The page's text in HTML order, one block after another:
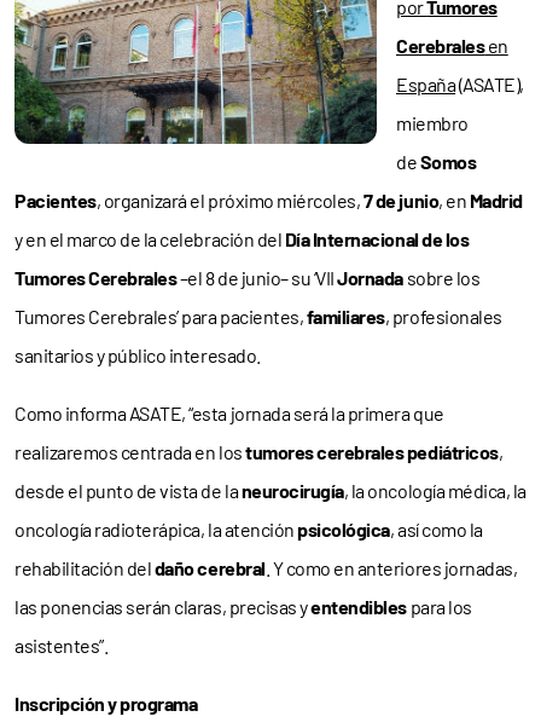
porTumores
Cerebralesen
España(ASATE),
miembro
deSomos
Pacientes, organizará el próximo miércoles,7 de junio, en Madrid
y en el marco de la celebración del Día Internacional de los
Tumores Cerebrales–el 8 de junio– su ‘VIIJornada sobre los
Tumores Cerebrales’ para pacientes,familiares, profesionales
sanitarios y público interesado.
Como informa ASATE, “esta jornada será la primera que
realizaremos centrada en lostumores cerebrales pediátricos,
desde el punto de vista de laneurocirugía, la oncología médica, la
oncología radioterápica, la atenciónpsicológica, así como la
rehabilitación deldaño cerebral. Y como en anteriores jornadas,
las ponencias serán claras, precisas yentendibles para los
asistentes”.
Inscripción y programa